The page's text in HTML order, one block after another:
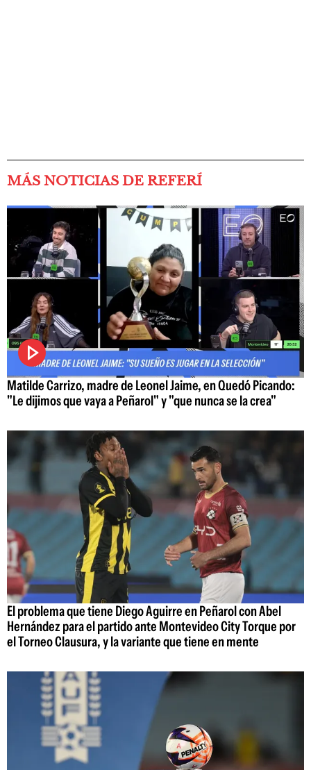
MÁS NOTICIAS DE REFERÍ
Matilde Carrizo, madre de Leonel Jaime, en Quedó Picando:
"Le dijimos que vaya a Peñarol" y "que nunca se la crea"
El problema que tiene Diego Aguirre en Peñarol con Abel
Hernández para el partido ante Montevideo City Torque por
el Torneo Clausura, y la variante que tiene en mente